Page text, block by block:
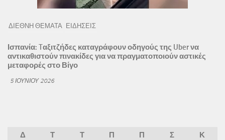
ΔΙΕΘΝΗ ΘΕΜΑΤΑ ΕΙΔΗΣΕΙΣ
Ισπανία: Tαξιτζήδες καταγράφουν οδηγούς της Uber να
αντικαθιστούν πινακίδες για να πραγματοποιούν αστικές
μεταφορές στο Βίγο
5 ΙΟΥΝΊΟΥ 2026
Δ Τ Τ Π Π Σ
Κ